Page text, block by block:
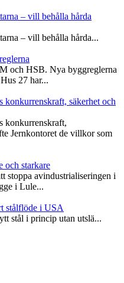
– vill behålla hårda
– vill behålla hårda...
och HSB. Nya byggreglerna
27 har...
konkurrenskraft, säkerhet och
konkurrenskraft,
Jernkontoret de villkor som
och starkare
stoppa avindustrialiseringen i
i Lule...
stålflöde i USA
stål i princip utan utslä...